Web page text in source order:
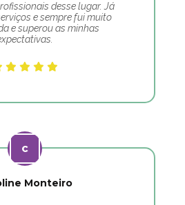
desse lugar. Já
e sempre fui muito
e superou as minhas
Monteiro